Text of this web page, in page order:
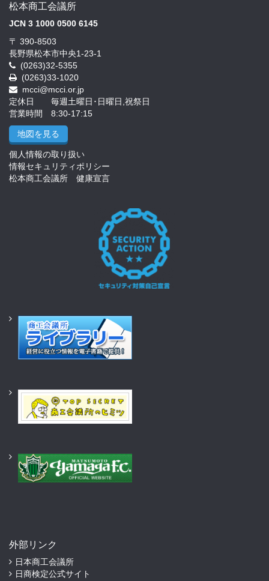
松本商工会議所
JCN 3 1000 0500 6145
〒 390-8503
長野県松本市中央1-23-1
(0263)32-5355
(0263)33-1020
mcci@mcci.or.jp
定休日 毎週土曜日･日曜日,祝祭日
営業時間 8:30-17:15
地図を見る
個人情報の取り扱い
情報セキュリティポリシー
松本商工会議所 健康宣言
外部リンク
日本商工会議所
日商検定公式サイト